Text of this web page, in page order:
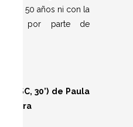
hace 50 años ni con la
por parte de
VOSC, 30’) de Paula